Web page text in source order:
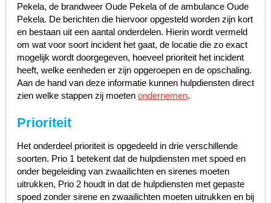
Pekela, de brandweer Oude Pekela of de ambulance Oude
Pekela. De berichten die hiervoor opgesteld worden zijn kort
en bestaan uit een aantal onderdelen. Hierin wordt vermeld
om wat voor soort incident het gaat, de locatie die zo exact
mogelijk wordt doorgegeven, hoeveel prioriteit het incident
heeft, welke eenheden er zijn opgeroepen en de opschaling.
Aan de hand van deze informatie kunnen hulpdiensten direct
zien welke stappen zij moeten ondernemen.
Prioriteit
Het onderdeel prioriteit is opgedeeld in drie verschillende
soorten. Prio 1 betekent dat de hulpdiensten met spoed en
onder begeleiding van zwaailichten en sirenes moeten
uitrukken, Prio 2 houdt in dat de hulpdiensten met gepaste
spoed zonder sirene en zwaailichten moeten uitrukken en bij